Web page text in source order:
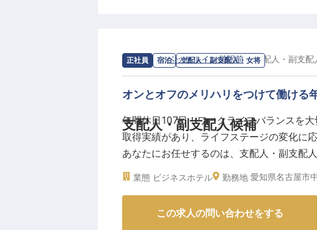
ーー【成長を支える充実の環境とキャリア
経験豊富な方には、これまでのスキルを存
厚生も充実。
研修制度や資格取得報奨制度もあり、常に
盤のもと、ブライダルセールスのプロフェ
目指しませんか。
正社員 宿泊 支配人・副支配人・女将
支配人・副支配人候補
求人情報：ベッセルイン栄駅前 の支配人・副支配
オンとオフのメリハリをつけて働ける
年間休日107日！ワークライフバランスを
取得実績があり、ライフステージの変化に
あなたにお任せするのは、支配人・副支配
いのあるポジションをご用意しました。「
業態 ビジネスホテル 勤務地 愛知県名古屋市
この求人の問い合わせをする